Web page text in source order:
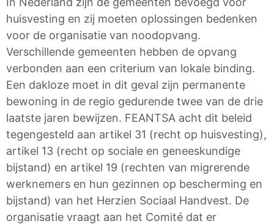
huisvesting en zij moeten oplossingen bedenken
voor de organisatie van noodopvang.
Verschillende gemeenten hebben de opvang
verbonden aan een criterium van lokale binding.
Een dakloze moet in dit geval zijn permanente
bewoning in de regio gedurende twee van de drie
laatste jaren bewijzen. FEANTSA acht dit beleid
tegengesteld aan artikel 31 (recht op huisvesting),
artikel 13 (recht op sociale en geneeskundige
bijstand) en artikel 19 (rechten van migrerende
werknemers en hun gezinnen op bescherming en
bijstand) van het Herzien Sociaal Handvest. De
organisatie vraagt aan het Comité dat er